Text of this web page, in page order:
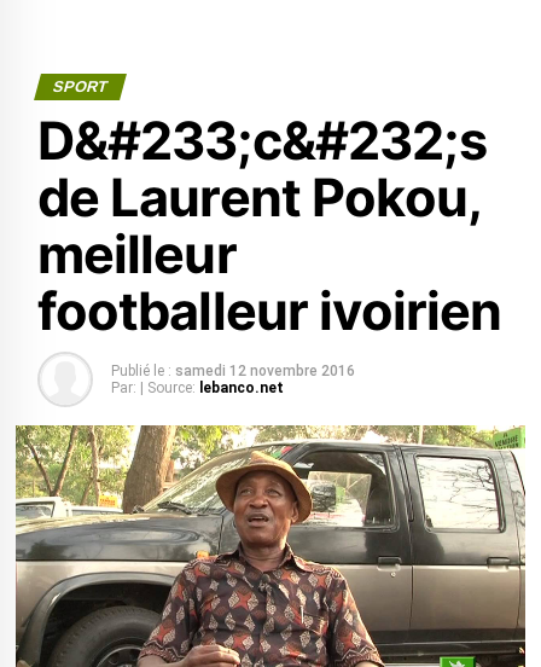
SPORT
D&#233;c&#232;s
de Laurent Pokou,
meilleur
footballeur ivoirien
Publié le : samedi 12 novembre 2016
Par:
| Source: lebanco.net